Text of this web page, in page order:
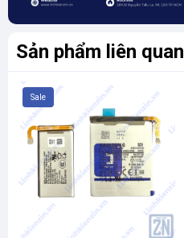
Sản phẩm liên quan
Sale